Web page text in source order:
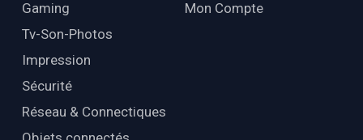
Gaming
Tv-Son-Photos
Impression
Sécurité
Réseau & Connectiques
Mon Compte